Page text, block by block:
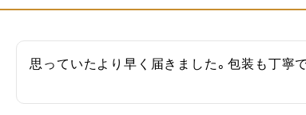
思っていたより早く届きました。包装も丁寧